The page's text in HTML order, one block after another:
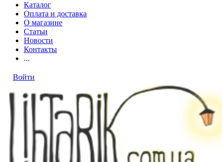
Каталог
Оплата и доставка
О магазине
Статьи
Новости
Контакты
...
Войти